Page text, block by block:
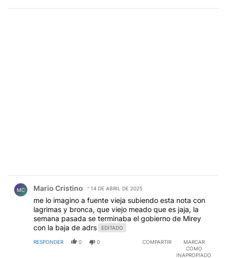
MC Mario Cristino 14 DE ABRIL DE 2025
me lo imagino a fuente vieja subiendo esta nota con
lagrimas y bronca, que viejo meado que es jaja, la
semana pasada se terminaba el gobierno de Mirey
con la baja de adrs
EDITADO
RESPONDER 0 0 COMPARTIR
MARCAR
COMO
INAPROPIADO